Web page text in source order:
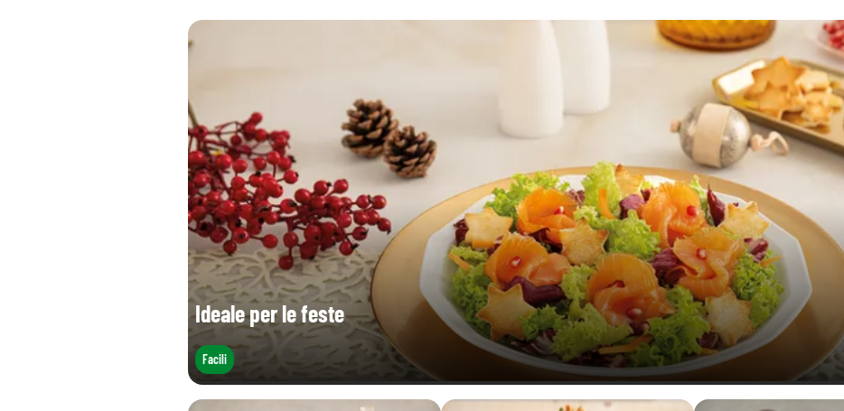
Ideale per le feste
Facili